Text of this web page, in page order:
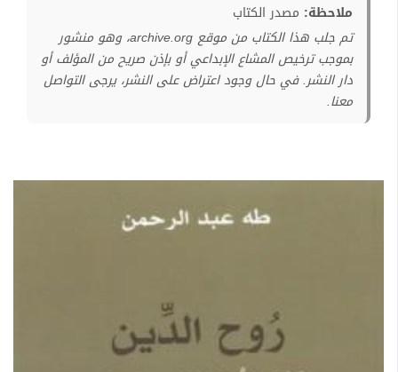
ملاحظة: مصدر الكتاب
تم جلب هذا الكتاب من موقع archive.org، وهو منشور
بموجب ترخيص المشاع الإبداعي أو بإذن صريح من المؤلف أو
دار النشر. في حال وجود اعتراض على النشر، يرجى التواصل
معنا.